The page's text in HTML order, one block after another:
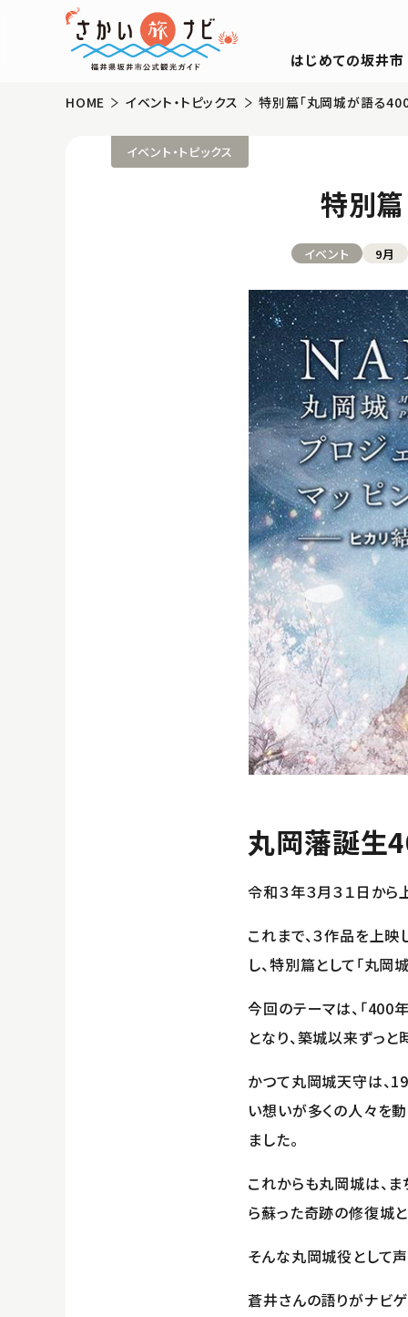
はじめての坂井市
HOME イベント・トピックス 特別篇「丸岡城が語る
イベント・トピックス
特別
イベント 9月
丸岡藩誕生
令和３年３月３１日から
これまで、３作品を上
し、特別篇として「丸
今回のテーマは、「
となり、築城以来ずっ
かつて丸岡城天守は、
い想いが多くの人々を
ました。
これからも丸岡城は、
ら蘇った奇跡の修復城と
そんな丸岡城役として
蒼井さんの語りがナビ